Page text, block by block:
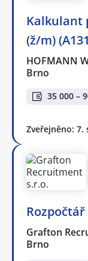
Kalkulant
(ž/m)
HOFMANN
Brno
35 000 –
Zveřejněno: 7.
Grafton
Brno